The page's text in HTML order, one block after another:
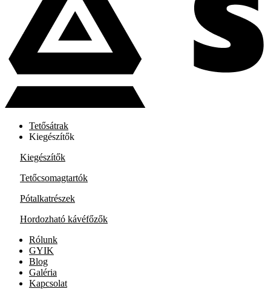
Tetősátrak
Kiegészítők
Kiegészítők
Tetőcsomagtartók
Pótalkatrészek
Hordozható kávéfőzők
Rólunk
GYIK
Blog
Galéria
Kapcsolat